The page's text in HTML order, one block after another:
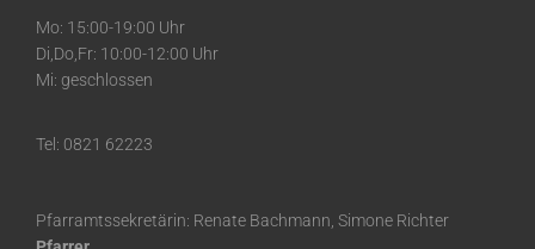
Mo: 15:00-19:00 Uhr
Di,Do,Fr: 10:00-12:00 Uhr
Mi: geschlossen
Tel: 0821 62223
Pfarramtssekretärin: Renate Bachmann, Simone Richter